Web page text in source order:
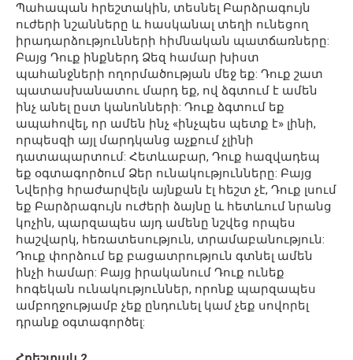
Պահապան հրեշտակին, տեսնել Բարձրագույն
ուժերի նշանները և հասկանալ տեղի ունեցող
իրադարձությունների հիմնական պատճառները:
Բայց Դուք ինքներդ Ձեզ համար խիստ
պահանջների ողորմածության մեջ եք: Դուք շատ
պատասխանատու մարդ եք, ով ձգտում է ամեն
ինչ անել ըստ կանոնների: Դուք ձգտում եք
ապահովել, որ ամեն ինչ «ինչպես պետք է» լինի,
որպեսզի այլ մարդկանց աչքում չլինի
դատապարտում: Հետևաբար, Դուք հազվադեպ
եք օգտագործում Ձեր ունակությունները: Բայց
Նվերից հրաժարվելն այնքան էլ հեշտ չէ, Դուք լսում
եք Բարձրագույն ուժերի ձայնը և հետևում նրանց
կոչին, պարզապես այդ ամենը նշվեց որպես
հաշվարկ, հեռատեսություն, տրամաբանություն:
Դուք փորձում եք բացատրություն գտնել ամեն
ինչի համար: Բայց իրականում Դուք ունեք
հոգեկան ունակություններ, որոնք պարզապես
ամբողջությամբ չեք ընդունել կամ չեք սովորել
դրանք օգտագործել: